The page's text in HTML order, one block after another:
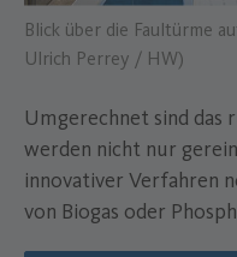
Blick über die Faultürme
Ulrich Perrey / HW)
Umgerechnet sind das
werden nicht nur
innovativer Verfahren
von Biogas oder